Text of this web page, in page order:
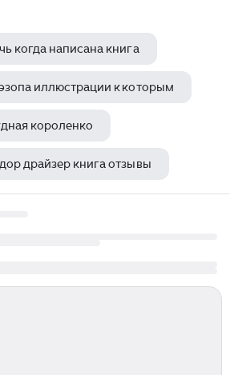
когда написана книга
иллюстрации к которым
короленко
драйзер книга отзывы